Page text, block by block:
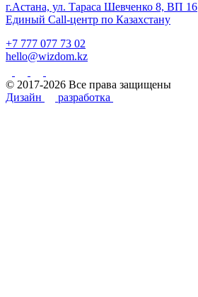
г.Астана, ул. Тараса Шевченко 8, ВП 16
Единый Call-центр по Казахстану
+7 777 077 73 02
hello@wizdom.kz
© 2017-2026 Все права защищены
Дизайн
разработка